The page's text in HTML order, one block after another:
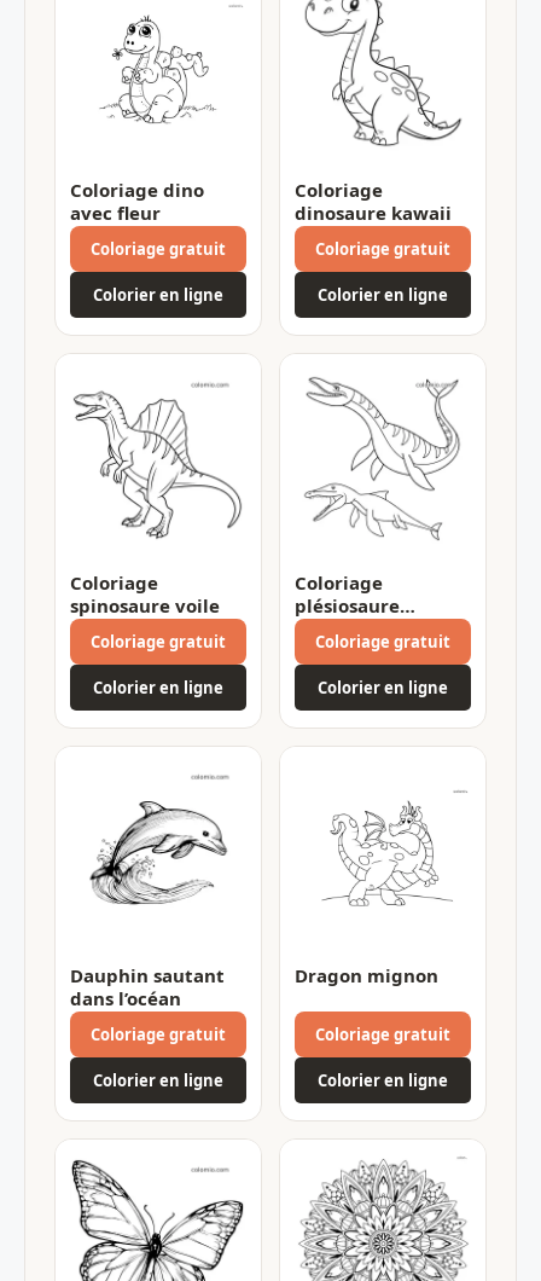
Coloriage dino
avec fleur
Coloriage gratuit
Colorier en ligne
Coloriage
dinosaure kawaii
Coloriage gratuit
Colorier en ligne
Coloriage
spinosaure voile
Coloriage gratuit
Colorier en ligne
Coloriage
plésiosaure
mosasaure
Coloriage gratuit
Colorier en ligne
Dauphin sautant
dans l’océan
Coloriage gratuit
Colorier en ligne
Dragon mignon
Coloriage gratuit
Colorier en ligne